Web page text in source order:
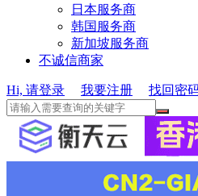
日本服务商
韩国服务商
新加坡服务商
不诚信商家
Hi, 请登录 我要注册 找回密